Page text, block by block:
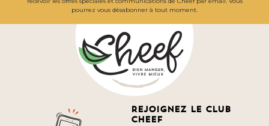
pourrez vous désabonner à tout moment.
Rejoignez le club
cheef